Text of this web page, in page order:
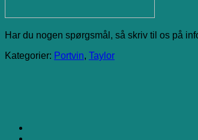
Har du nogen spørgsmål, så skriv til os på
Kategorier: Portvin, Taylor